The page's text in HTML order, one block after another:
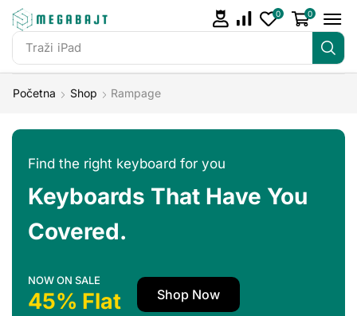
Traži iPad
0 0
Početna Shop Rampage
Find the right keyboard for you
Keyboards That Have You
Covered.
NOW ON SALE
45% Flat Shop Now